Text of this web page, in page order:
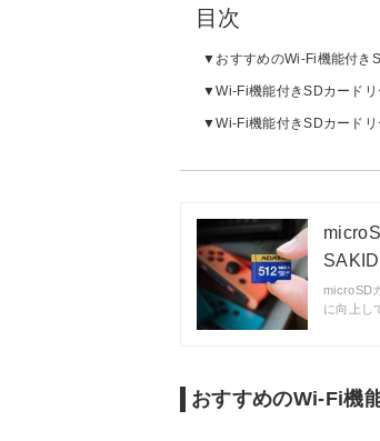
目次
おすすめのWi-Fi機能付き
Wi-Fi機能付きSDカードリ
Wi-Fi機能付きSDカード
microSD
に向上し
おすすめのWi-Fi機